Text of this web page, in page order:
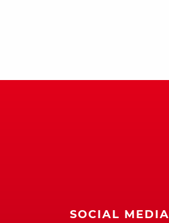
SOCIAL MEDIA